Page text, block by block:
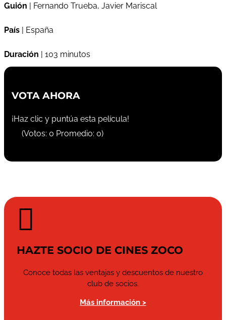
Guión | Fernando Trueba, Javier Mariscal
País | España
Duración | 103 minutos
VOTA AHORA
¡Haz clic y puntúa esta película!
(Votos: 0 Promedio: 0)

HAZTE SOCIO DE CINES ZOCO
Conoce todas las ventajas y descuentos de nuestro
club de socios.
Más información >